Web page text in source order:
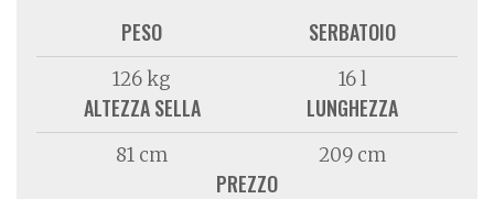
PESO
126 kg
SERBATOIO
16 l
ALTEZZA SELLA
81 cm
LUNGHEZZA
209 cm
PREZZO